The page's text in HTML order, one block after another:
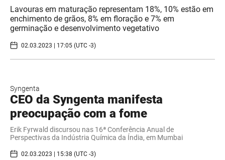
Lavouras em maturação representam 18%, 10% estão em
enchimento de grãos, 8% em floração e 7% em
germinação e desenvolvimento vegetativo
02.03.2023 | 17:05 (UTC -3)
Syngenta
CEO da Syngenta manifesta
preocupação com a fome
Erik Fyrwald discursou nas 16ª Conferência Anual de
Perspectivas da Indústria Química da Índia, em Mumbai
02.03.2023 | 15:38 (UTC -3)